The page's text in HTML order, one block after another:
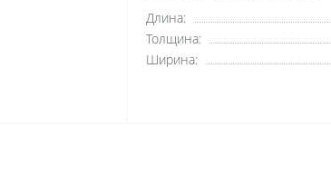
Длина:
Толщина:
Ширина: